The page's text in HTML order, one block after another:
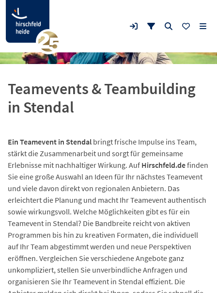
Teamevents & Teambuilding
in Stendal
Ein Teamevent in Stendal bringt frische Impulse ins Team,
stärkt die Zusammenarbeit und sorgt für gemeinsame
Erlebnisse mit nachhaltiger Wirkung. Auf Hirschfeld.definden
Sie eine große Auswahl an Ideen für Ihr nächstes Teamevent
und viele davon direkt von regionalen Anbietern. Das
erleichtert die Planung und macht Ihr Teamevent authentisch
sowie wirkungsvoll. Welche Möglichkeiten gibt es für ein
Teamevent in Stendal? Die Bandbreite reicht von aktiven
Programmen bis hin zu kreativen Formaten, die individuell
auf Ihr Team abgestimmt werden und neue Perspektiven
eröffnen. Vergleichen Sie verschiedene Angebote ganz
unkompliziert, stellen Sie unverbindliche Anfragen und
organisieren Sie Ihr Teamevent in Stendal effizient. Die